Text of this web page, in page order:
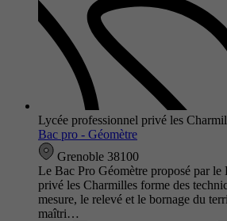
Lycée professionnel privé les
Bac pro - Géomètre
Grenoble 38100
Le Bac Pro Géomètre proposé par le
privé les Charmilles forme des
mesure, le relevé et le bornage du
maîtri…